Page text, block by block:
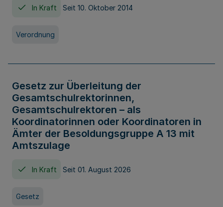
In Kraft Seit 10. Oktober 2014
Verordnung
Gesetz zur Überleitung der
Gesamtschulrektorinnen,
Gesamtschulrektoren – als
Koordinatorinnen oder Koordinatoren in
Ämter der Besoldungsgruppe A 13 mit
Amtszulage
In Kraft Seit 01. August 2026
Gesetz